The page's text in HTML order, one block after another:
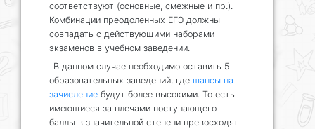
соответствуют (основные, смежные и пр.).
Комбинации преодоленных ЕГЭ должны
совпадать с действующими наборами
экзаменов в учебном заведении.
В данном случае необходимо оставить 5
образовательных заведений, где шансы на
зачисление будут более высокими. То есть
имеющиеся за плечами поступающего
баллы в значительной степени превосходят